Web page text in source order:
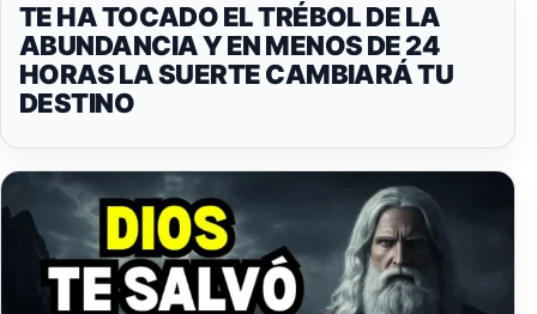
TE HA TOCADO EL TRÉBOL DE LA
ABUNDANCIA Y EN MENOS DE 24
HORAS LA SUERTE CAMBIARÁ TU
DESTINO